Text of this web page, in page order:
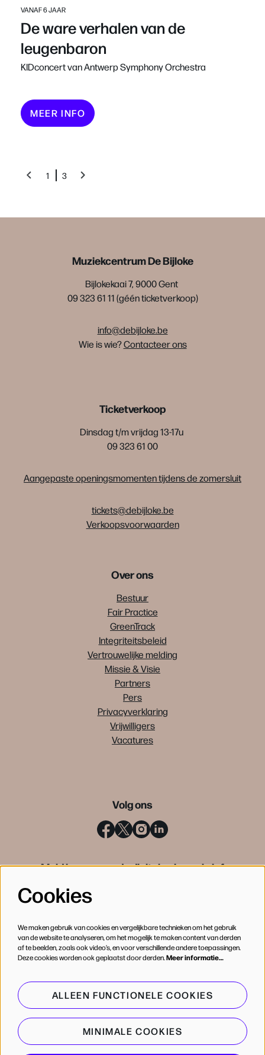
De ware verhalen van de
leugenbaron
KIDconcert van Antwerp Symphony Orchestra
VANAF 6 JAAR
MEER INFO
1 3
Muziekcentrum De Bijloke
Bijlokekaai 7, 9000 Gent
09 323 61 11 (géén ticketverkoop)
info@debijloke.be
Wie is wie?Contacteer ons
Ticketverkoop
Dinsdag t/m vrijdag 13-17u
09 323 61 00
Aangepaste openingsmomenten tijdens de zomersluit
tickets@debijloke.be
Verkoopsvoorwaarden
Over ons
Bestuur
Fair Practice
GreenTrack
Integriteitsbeleid
Vertrouwelijke melding
Missie & Visie
Partners
Pers
Privacyverklaring
Vrijwilligers
Vacatures
Volg ons
Meld je aan voor de digitale nieuwsbrief
Cookies
We maken gebruik van cookies en vergelijkbare technieken om het gebruik
van de website te analyseren, om het mogelijk te maken content van derden
af te beelden, zoals ook video’s, en voor verschillende andere toepassingen.
Deze cookies worden ook geplaatst door derden.Meer informatie…
ALLEEN FUNCTIONELE COOKIES
MINIMALE COOKIES